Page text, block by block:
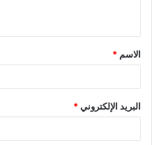
ق
*
الاسم *
البريد الإلكتروني*